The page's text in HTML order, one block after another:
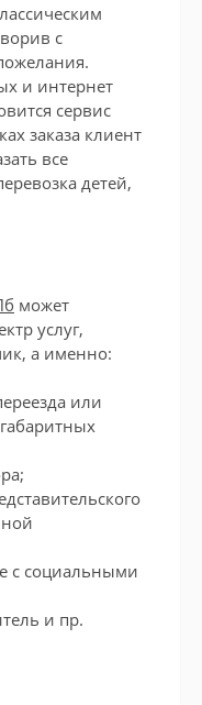
с
и интернет
сервис
заказа клиент
все
детей,
может
услуг,
а именно:
или
с социальными
и пр.